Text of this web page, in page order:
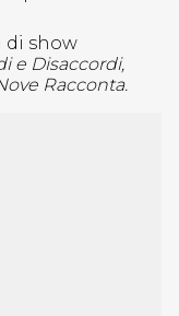
di show
e Disaccordi,
Racconta.